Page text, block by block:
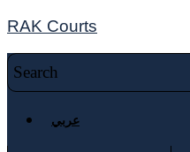
RAK Courts
عربي